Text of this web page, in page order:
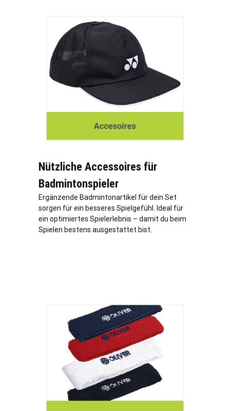
Nützliche Accessoires für
Badmintonspieler
Ergänzende Badmintonartikel für dein Set
sorgen für ein besseres Spielgefühl. Ideal für
ein optimiertes Spielerlebnis – damit du beim
Spielen bestens ausgestattet bist.